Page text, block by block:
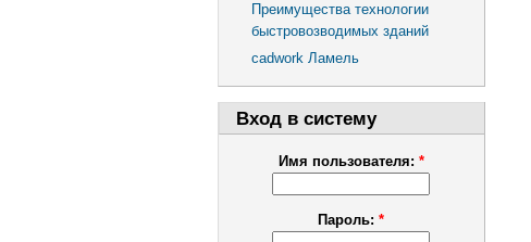
Преимущества технологии
быстровозводимых зданий
cadwork Ламель
Вход в систему
Имя пользователя: *
Пароль:*